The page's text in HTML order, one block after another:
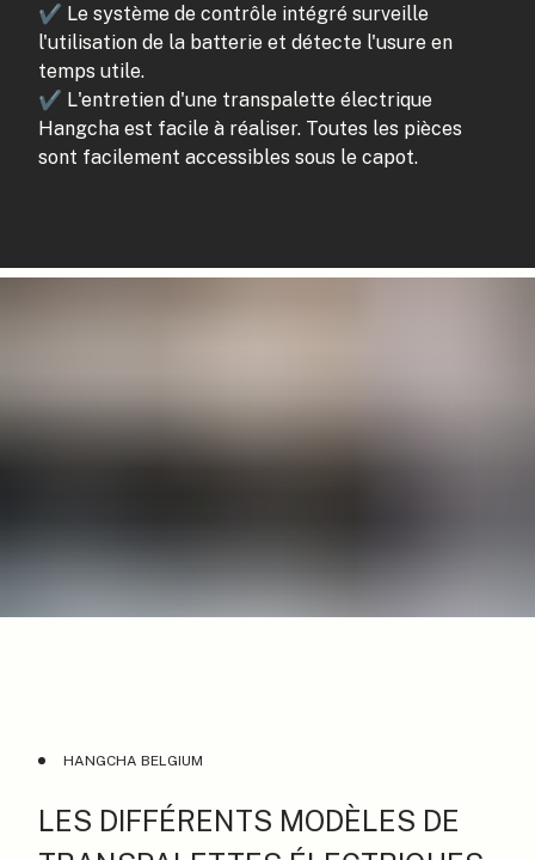
✔ Le système de contrôle intégré surveille
l'utilisation de la batterie et détecte l'usure en
temps utile.
✔ L'entretien d'une transpalette électrique
Hangcha est facile à réaliser. Toutes les pièces
sont facilement accessibles sous le capot.
HANGCHA BELGIUM
LES DIFFÉRENTS MODÈLES DE